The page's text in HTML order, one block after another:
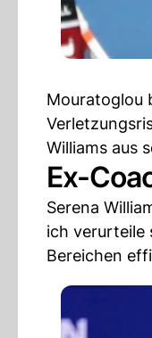
Mouratoglou
Williams aus
Ex-
Serena
ich verurteile
Bereichen